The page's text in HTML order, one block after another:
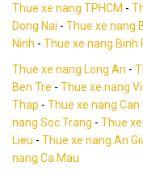
Thue xe nang TPHCM -
Dong Nai - Thue xe nang
Ninh - Thue xe nang Binh
Thue xe nang Long An -
Ben Tre - Thue xe nang
Thap - Thue xe nang Can
nang Soc Trang - Thue
Lieu - Thue xe nang An
nang Ca Mau